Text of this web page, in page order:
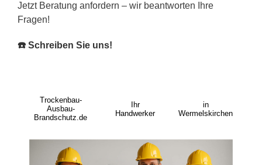
Jetzt Beratung anfordern – wir beantworten Ihre
Fragen!
☎️ Schreiben Sie uns!
Trockenbau-
Ausbau-
Brandschutz.de
Ihr
Handwerker
in
Wermelskirchen